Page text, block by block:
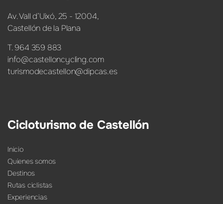
Av. Vall d’Uixó, 25 - 12004,
Castellón de la Plana
T. 964 359 883
info@castelloncycling.com
turismodecastellon@dipcas.es
Cicloturismo de Castellón
Inicio
Quienes somos
Destinos
Rutas ciclistas
Experiencias